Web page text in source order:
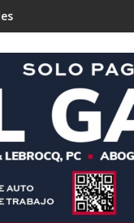
Miami busca 700